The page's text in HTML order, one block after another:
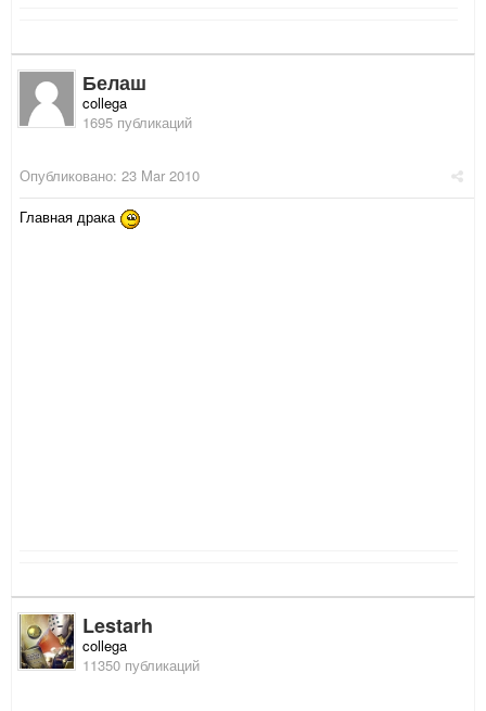
Белаш
collega
1695 публикаций
Опубликовано: 23 Mar 2010
Главная драка
Lestarh
collega
11350 публикаций